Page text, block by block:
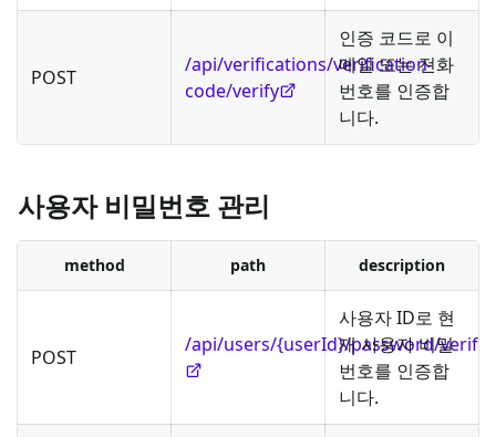
POST
/api/verifications/verification-
code/verify
인증 코드로 이
메일 또는 전화
번호를 인증합
니다.
사용자 비밀번호 관리
method path description
POST
/api/users/{userId}/password/verify
사용자 ID로 현
재 사용자 비밀
번호를 인증합
니다.